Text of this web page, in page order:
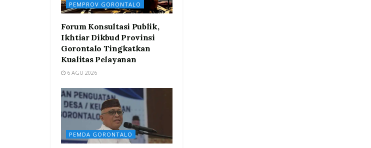
PEMPROV GORONTALO
Forum Konsultasi Publik,
Ikhtiar Dikbud Provinsi
Gorontalo Tingkatkan
Kualitas Pelayanan
6 AGU 2026
PEMDA GORONTALO